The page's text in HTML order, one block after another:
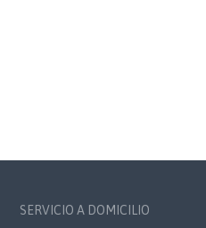
SERVICIO A DOMICILIO